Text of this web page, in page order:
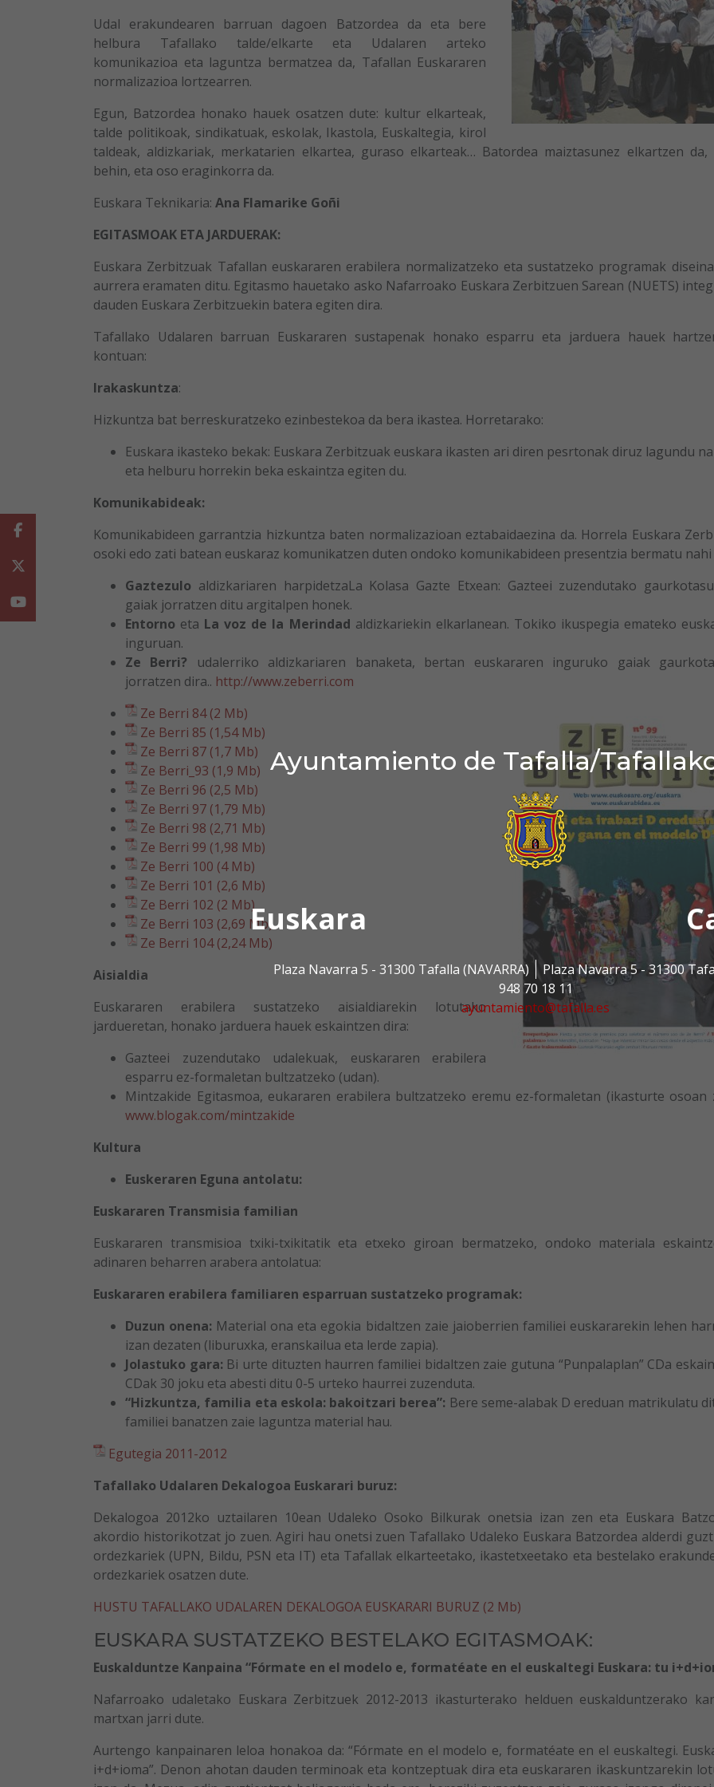
Ayuntamiento de Tafalla/
Euskara
Plaza Navarra 5 - 31300 Tafalla (NAVARRA)
Plaza Navarra 5 - 31300
948 70 18 11
ayuntamiento@tafalla.es
Udal erakundearen barruan dagoen Batzordea da eta bere
helbura Tafallako talde/elkarte eta Udalaren arteko
komunikazioa eta laguntza bermatzea da, Tafallan Euskararen
normalizazioa lortzearren.
Egun, Batzordea honako hauek osatzen dute: kultur elkarteak,
talde politikoak, sindikatuak, eskolak, Ikastola, Euskaltegia, kirol
taldeak, aldizkariak, merkatarien elkartea, guraso elkarteak… Batordea maiztasunez elkartzen da,
behin, eta oso eraginkorra da.
Euskara Teknikaria: Ana Flamarike Goñi
EGITASMOAK ETA JARDUERAK:
Euskara Zerbitzuak Tafallan euskararen erabilera normalizatzeko eta sustatzeko programak
aurrera eramaten ditu. Egitasmo hauetako asko Nafarroako Euskara Zerbitzuen Sarean (NUETS)
dauden Euskara Zerbitzuekin batera egiten dira.
Tafallako Udalaren barruan Euskararen sustapenak honako esparru eta jarduera hauek
kontuan:
Irakaskuntza:
Hizkuntza bat berreskuratzeko ezinbestekoa da bera ikastea. Horretarako:
Euskara ikasteko bekak: Euskara Zerbitzuak euskara ikasten ari diren pesrtonak diruz lagundu
eta helburu horrekin beka eskaintza egiten du.
Komunikabideak:
Komunikabideen garrantzia hizkuntza baten normalizazioan eztabaidaezina da. Horrela Euskara
osoki edo zati batean euskaraz komunikatzen duten ondoko komunikabideen presentzia bermatu nahi
Gaztezulo aldizkariaren harpidetzaLa Kolasa Gazte Etxean: Gazteei zuzendutako
gaiak jorratzen ditu argitalpen honek.
Entorno eta La voz de la Merindad aldizkariekin elkarlanean. Tokiko ikuspegia emateko
inguruan.
Ze Berri? udalerriko aldizkariaren banaketa, bertan euskararen inguruko gaiak
jorratzen dira.. http://www.zeberri.com
Ze Berri 84 (2 Mb)
Ze Berri 85 (1,54 Mb)
Ze Berri 87 (1,7 Mb)
Ze Berri_93 (1,9 Mb)
Ze Berri 96 (2,5 Mb)
Ze Berri 97 (1,79 Mb)
Ze Berri 98 (2,71 Mb)
Ze Berri 99 (1,98 Mb)
Ze Berri 100 (4 Mb)
Ze Berri 101 (2,6 Mb)
Ze Berri 102 (2 Mb)
Ze Berri 103 (2,69 Mb)
Ze Berri 104 (2,24 Mb)
Aisialdia
Euskararen erabilera sustatzeko aisialdiarekin lotutako
jardueretan, honako jarduera hauek eskaintzen dira:
Gazteei zuzendutako udalekuak, euskararen erabilera
esparru ez-formaletan bultzatzeko (udan).
Mintzakide Egitasmoa, eukararen erabilera bultzatzeko eremu ez-formaletan (ikasturte osoan
www.blogak.com/mintzakide
Kultura
Euskeraren Eguna antolatu:
Euskararen Transmisia familian
Euskararen transmisioa txiki-txikitatik eta etxeko giroan bermatzeko, ondoko materiala
adinaren beharren arabera antolatua:
Euskararen erabilera familiaren esparruan sustatzeko programak:
Duzun onena: Material ona eta egokia bidaltzen zaie jaioberrien familiei euskararekin lehen
izan dezaten (liburuxka, eranskailua eta lerde zapia).
Jolastuko gara: Bi urte dituzten haurren familiei bidaltzen zaie gutuna “Punpalaplan” CDa
CDak 30 joku eta abesti ditu 0-5 urteko haurrei zuzenduta.
“Hizkuntza, familia eta eskola: bakoitzari berea”: Bere seme-alabak D ereduan matrikulatu
familiei banatzen zaie laguntza material hau.
Egutegia 2011-2012
Tafallako Udalaren Dekalogoa Euskarari buruz:
Dekalogoa 2012ko uztailaren 10ean Udaleko Osoko Bilkurak onetsia izan zen eta Euskara
akordio historikotzat jo zuen. Agiri hau onetsi zuen Tafallako Udaleko Euskara Batzordea alderdi
ordezkariek (UPN, Bildu, PSN eta IT) eta Tafallak elkarteetako, ikastetxeetako eta bestelako
ordezkariek osatzen dute.
HUSTU TAFALLAKO UDALAREN DEKALOGOA EUSKARARI BURUZ (2 Mb)
EUSKARA SUSTATZEKO BESTELAKO EGITASMOAK:
Euskalduntze Kanpaina “Fórmate en el modelo e, formatéate en el euskaltegi Euskara: tu
Nafarroako udaletako Euskara Zerbitzuek 2012-2013 ikasturterako helduen euskalduntzerako
martxan jarri dute.
Aurtengo kanpainaren leloa honakoa da: “Fórmate en el modelo e, formatéate en el euskaltegi.
i+d+ioma”. Denon ahotan dauden terminoak eta kontzeptuak dira eta euskararen ikaskuntzarekin
Facebook
Youtube